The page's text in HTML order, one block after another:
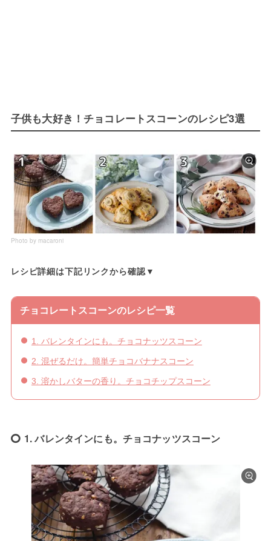
子供も大好き！チョコレートスコーンのレシピ3選
Photo by macaroni
レシピ詳細は下記リンクから確認▼
チョコレートスコーンのレシピ一覧
1. バレンタインにも。チョコナッツスコーン
2. 混ぜるだけ。簡単チョコバナナスコーン
3. 溶かしバターの香り。チョコチップスコーン
1. バレンタインにも。チョコナッツスコーン